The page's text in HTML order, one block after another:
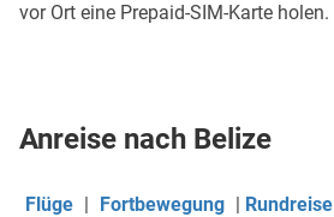
vor Ort eine Prepaid-SIM-Karte holen.
Anreise nach Belize
Flüge | Fortbewegung | Rundreise